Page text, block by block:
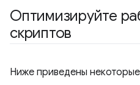
Оптимизируйте
скриптов
Ниже приведены